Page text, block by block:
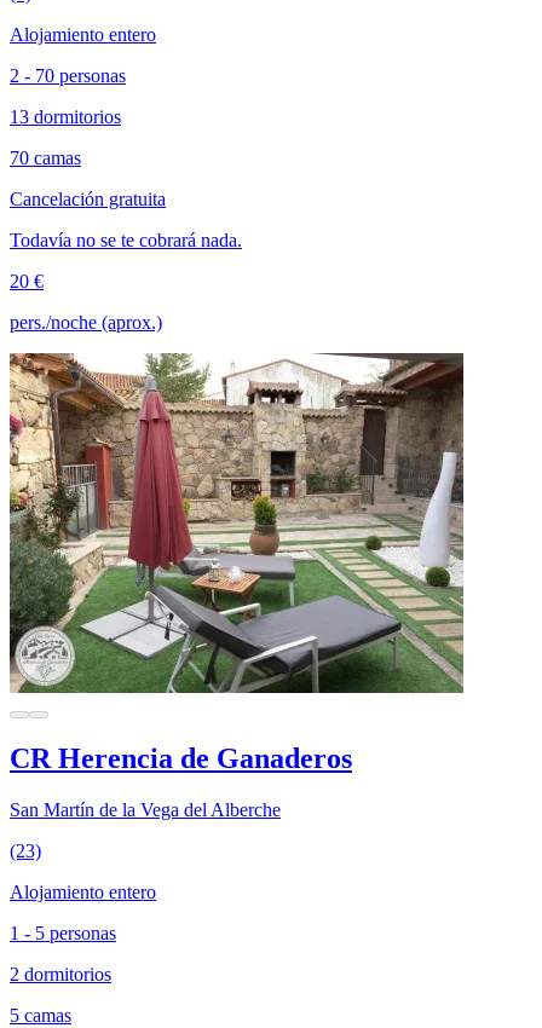
Alojamiento entero
2 - 70 personas
13 dormitorios
70 camas
Cancelación gratuita
Todavía no se te cobrará nada.
20 €
pers./noche (aprox.)
CR Herencia de Ganaderos
San Martín de la Vega del Alberche
(23)
Alojamiento entero
1 - 5 personas
2 dormitorios
5 camas